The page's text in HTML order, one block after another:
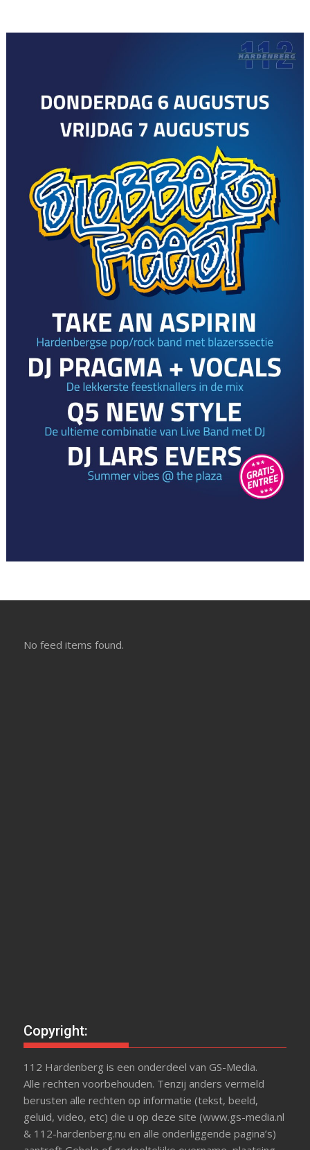
No feed items found.
Copyright:
112 Hardenberg is een onderdeel van GS-Media.
Alle rechten voorbehouden. Tenzij anders vermeld
berusten alle rechten op informatie (tekst, beeld,
geluid, video, etc) die u op deze site (www.gs-media.nl
& 112-hardenberg.nu en alle onderliggende pagina’s)